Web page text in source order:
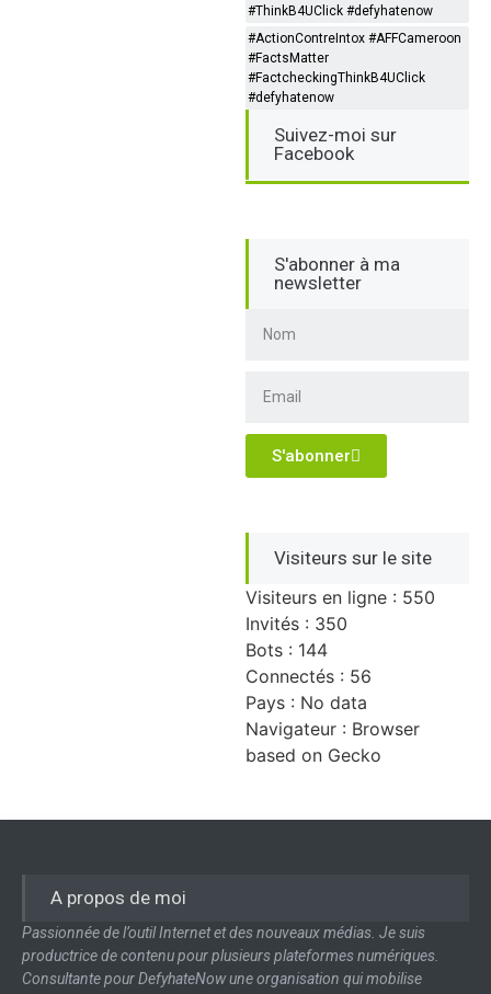
#ThinkB4UClick #defyhatenow
#ActionContreIntox #AFFCameroon
#FactsMatter
#FactcheckingThinkB4UClick
#defyhatenow
Suivez-moi sur
Facebook
S'abonner à ma
newsletter
S'abonner
Visiteurs sur le site
Visiteurs en ligne : 550
Invités : 350
Bots : 144
Connectés : 56
Pays : No data
Navigateur : Browser
based on Gecko
A propos de moi
Passionnée de l’outil Internet et des nouveaux médias. Je suis
productrice de contenu pour plusieurs plateformes numériques.
Consultante pour DefyhateNow une organisation qui mobilise